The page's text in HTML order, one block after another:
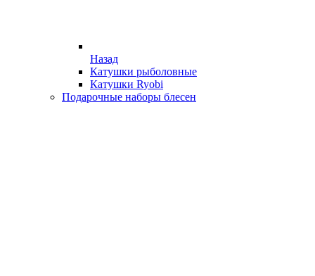
Назад
Катушки рыболовные
Катушки Ryobi
Подарочные наборы блесен